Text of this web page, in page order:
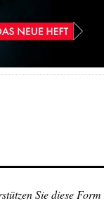
Sie diese Form